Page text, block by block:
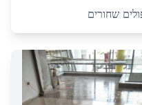
שחורים